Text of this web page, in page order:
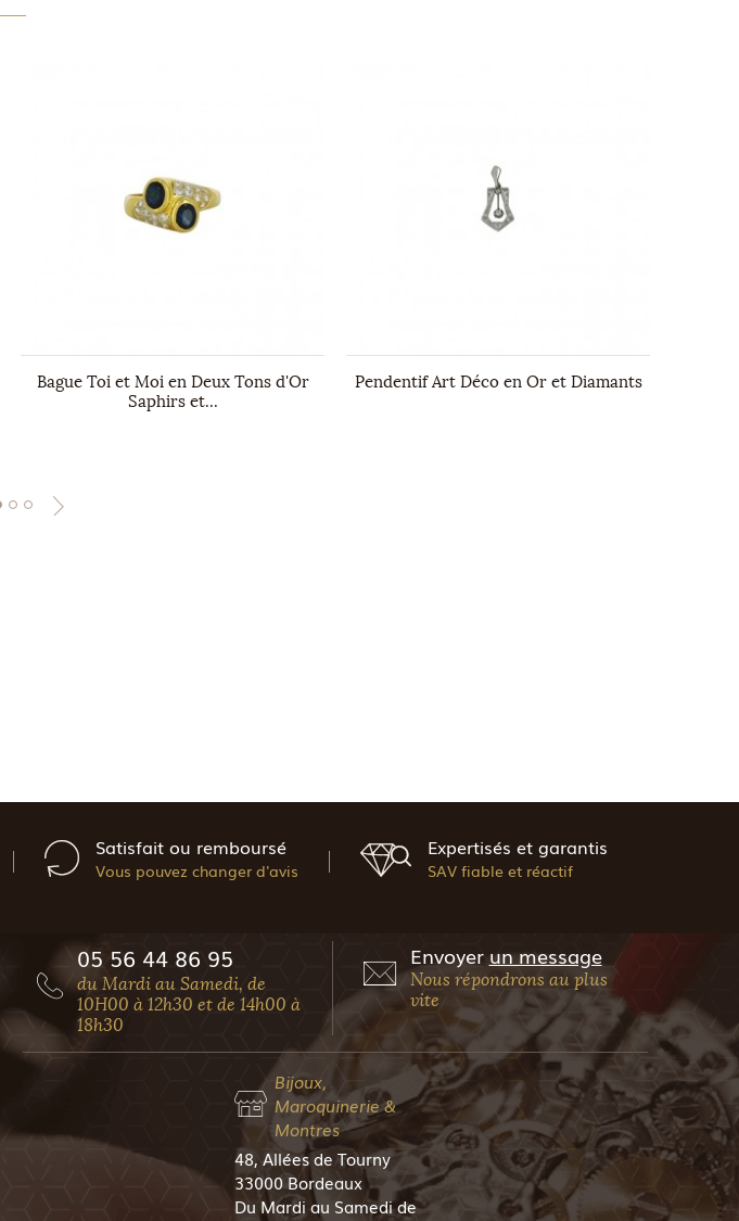
Bague Toi et Moi en Deux Tons d'Or
Saphirs et...
Pendentif Art Déco en Or et Diamants
Satisfait ou remboursé
Vous pouvez changer d'avis
Expertisés et garantis
SAV fiable et réactif
05 56 44 86 95
du Mardi au Samedi, de
10H00 à 12h30 et de 14h00 à
18h30
Envoyer un message
Nous répondrons au plus
vite
Bijoux,
Maroquinerie &
Montres
48, Allées de Tourny
33000 Bordeaux
Du Mardi au Samedi de